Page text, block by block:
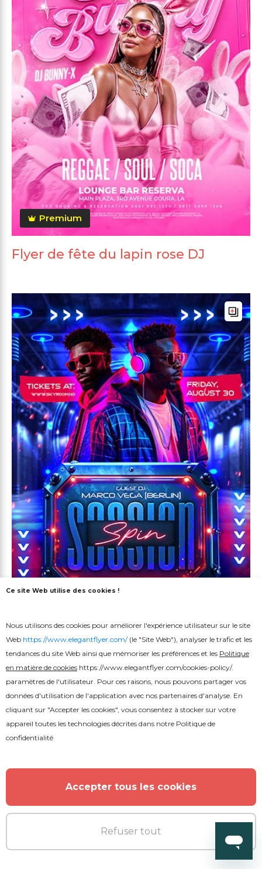
Premium
Flyer de fête du lapin rose DJ
Gratuit
Session de mixage DJ invité
Ce site Web utilise des cookies !
Nous utilisons des cookies pour améliorer l'expérience utilisateur sur le site
Web https://www.elegantflyer.com/(le "Site Web"), analyser le trafic et les
tendances du site Web ainsi que mémoriser les préférences et les Politique
en matière de cookies https://www.elegantflyer.com/cookies-policy/.
paramètres de l'utilisateur. Pour ces raisons, nous pouvons partager vos
données d'utilisation de l'application avec nos partenaires d'analyse. En
cliquant sur "Accepter les cookies", vous consentez à stocker sur votre
appareil toutes les technologies décrites dans notre Politique de
confidentialité
Accepter tous les cookies
Refuser tout